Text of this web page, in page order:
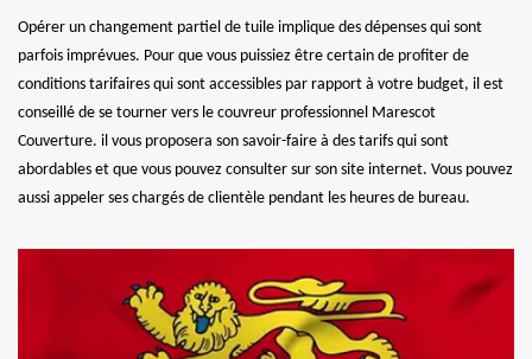
Opérer un changement partiel de tuile implique des dépenses qui sont
parfois imprévues. Pour que vous puissiez être certain de profiter de
conditions tarifaires qui sont accessibles par rapport à votre budget, il est
conseillé de se tourner vers le couvreur professionnel Marescot
Couverture. il vous proposera son savoir-faire à des tarifs qui sont
abordables et que vous pouvez consulter sur son site internet. Vous pouvez
aussi appeler ses chargés de clientèle pendant les heures de bureau.